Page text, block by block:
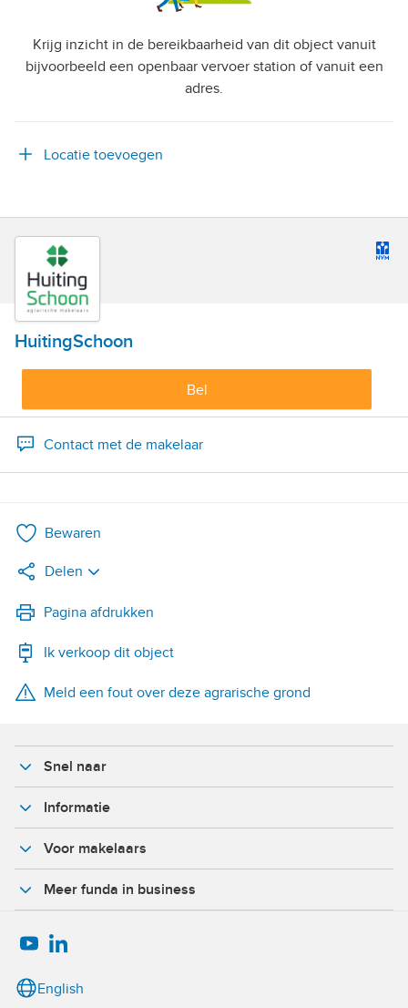
HuitingSchoon
Bel
Contact met de makelaar
Krijg inzicht in de bereikbaarheid van dit object vanuit
bijvoorbeeld een openbaar vervoer station of vanuit een
adres.
Locatie toevoegen
Bewaren
Delen
LinkedIn
WhatsApp
X
Pagina afdrukken
Ik verkoop dit object
Meld een fout over deze agrarische grond
Snel naar
Informatie
Voor makelaars
Meer funda in business
English